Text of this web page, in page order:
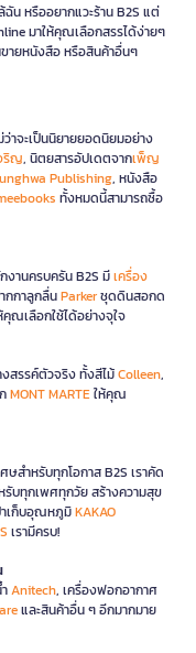
น หรืออยากแวะร้าน B2S แต่
มาให้คุณเลือกสรรได้ง่ายๆ
ายหนังสือ หรือสินค้าอื่นๆ
าจะเป็นนิยายยอดนิยมอย่าง
ริญ, นิตยสารอัปเดตจากเพ็ญ
Publishing, หนังสือ
ทั้งหมดนี้สามารถซื้อ
านครบครัน B2S มีเครื่อง
กกาลูกลื่นParkerชุดดินสอกด
คุณเลือกใช้ได้อย่างจุใจ
สรรค์ตัวจริง ทั้งสีไม้Colleen,
MONT MARTEให้คุณ
ำหรับทุกโอกาส B2S เราคัด
รับทุกเพศทุกวัย สร้างความสุข
าเก็บอุณหภูมิKAKAO
เรามีครบ!
Anitech, เครื่องฟอกอากาศ
และสินค้าอื่น ๆ อีกมากมาย